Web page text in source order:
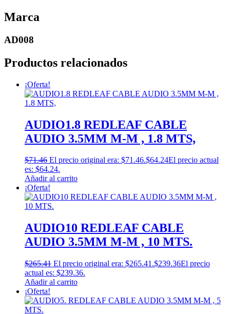
Marca
AD008
Productos relacionados
¡Oferta!
AUDIO1.8 REDLEAF CABLE
AUDIO 3.5MM M-M , 1.8 MTS,
$71.46 El precio original era: $71.46.$64.24El precio actual
es: $64.24.
Añadir al carrito
¡Oferta!
AUDIO10 REDLEAF CABLE
AUDIO 3.5MM M-M , 10 MTS.
$265.41 El precio original era: $265.41.$239.36El precio
actual es: $239.36.
Añadir al carrito
¡Oferta!